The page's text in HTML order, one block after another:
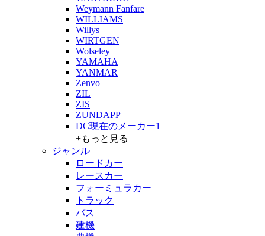
Weymann Fanfare
WILLIAMS
Willys
WIRTGEN
Wolseley
YAMAHA
YANMAR
Zenvo
ZIL
ZIS
ZUNDAPP
DC現在のメーカー1
+もっと見る
ジャンル
ロードカー
レースカー
フォーミュラカー
トラック
バス
建機